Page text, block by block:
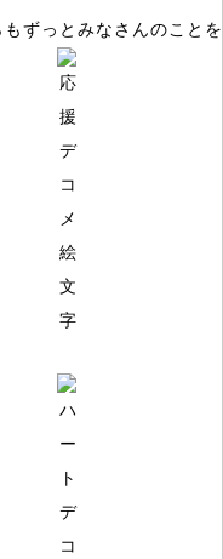
ずっとみなさんのこと